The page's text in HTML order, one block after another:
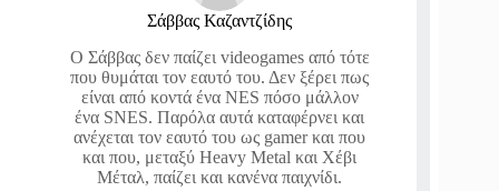
Σάββας Καζαντζίδης
O Σάββας δεν παίζει videogames από τότε
που θυμάται τον εαυτό του. Δεν ξέρει πως
είναι από κοντά ένα NES πόσο μάλλον
ένα SNES. Παρόλα αυτά καταφέρνει και
ανέχεται τον εαυτό του ως gamer και που
και που, μεταξύ Heavy Metal και Χέβι
Μέταλ, παίζει και κανένα παιχνίδι.